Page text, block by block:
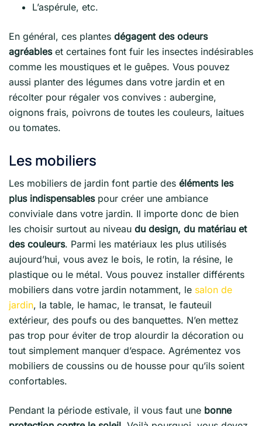
L’aspérule, etc.
En général, ces plantes dégagent des odeurs
agréableset certaines font fuir les insectes indésirables
comme les moustiques et le guêpes. Vous pouvez
aussi planter des légumes dans votre jardin et en
récolter pour régaler vos convives : aubergine,
oignons frais, poivrons de toutes les couleurs, laitues
ou tomates.
Les mobiliers
Les mobiliers de jardin font partie des éléments les
plus indispensablespour créer une ambiance
conviviale dans votre jardin. Il importe donc de bien
les choisir surtout au niveau du design, du matériau et
des couleurs. Parmi les matériaux les plus utilisés
aujourd’hui, vous avez le bois, le rotin, la résine, le
plastique ou le métal. Vous pouvez installer différents
mobiliers dans votre jardin notamment, le salon de
jardin, la table, le hamac, le transat, le fauteuil
extérieur, des poufs ou des banquettes. N’en mettez
pas trop pour éviter de trop alourdir la décoration ou
tout simplement manquer d’espace. Agrémentez vos
mobiliers de coussins ou de housse pour qu’ils soient
confortables.
Pendant la période estivale, il vous faut une bonne